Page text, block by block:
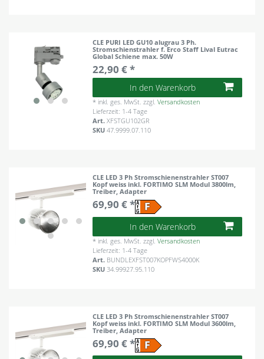
CLE PURI LED GU10 alugrau 3 Ph.
Stromschienstrahler f. Erco Staff Lival Eutrac
Global Schiene max. 50W
22,90 € *
In den Warenkorb
* inkl. ges. MwSt. zzgl.Versandkosten
Lieferzeit: 1-4 Tage
Art.XFSTGU102GR
SKU47.9999.07.110
CLE LED 3 Ph Stromschienenstrahler ST007
Kopf weiss inkl. FORTIMO SLM Modul 3800lm,
Treiber, Adapter
69,90 € *
In den Warenkorb
* inkl. ges. MwSt. zzgl.Versandkosten
Lieferzeit: 1-4 Tage
Art. BUNDLEXFST007KOPFWS4000K
SKU 34.99927.95.110
CLE LED 3 Ph Stromschienenstrahler ST007
Kopf weiss inkl. FORTIMO SLM Modul 3600lm,
Treiber, Adapter
69,90 € *